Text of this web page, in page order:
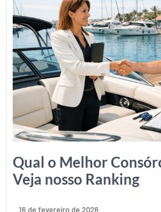
Qual o Melhor
Veja nosso Ranking
16 de fevereiro de 2026